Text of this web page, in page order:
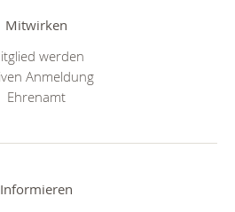
Mitwirken
werden
Anmeldung
Ehrenamt
Informieren